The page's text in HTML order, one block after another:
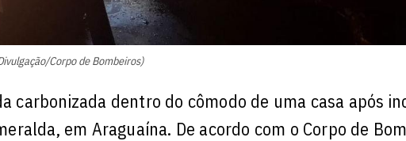
Corpo de Bombeiros)
carbonizada dentro do cômodo de uma casa após
em Araguaína. De acordo com o Corpo de